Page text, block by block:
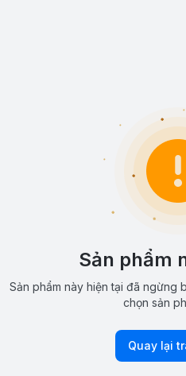
Sản phẩm
Sản phẩm này hiện tại đã ngừng
chọn sản
Quay lại